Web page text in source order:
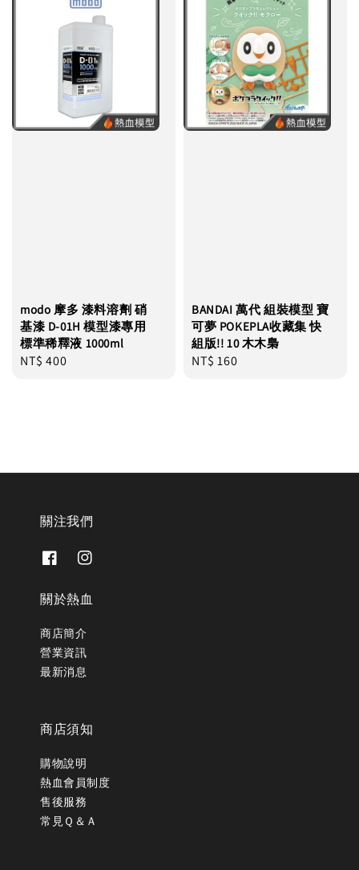
modo 摩多 漆料溶劑 硝
基漆 D-01H 模型漆專用
標準稀釋液 1000ml
Regular
NT$ 400
BANDAI 萬代 組裝模型 寶
可夢 POKEPLA收藏集 快
組版!! 10 木木梟
Regular
NT$ 160
關注我們
關於熱血
商店簡介
營業資訊
最新消息
商店須知
購物說明
熱血會員制度
售後服務
常見Ｑ＆Ａ